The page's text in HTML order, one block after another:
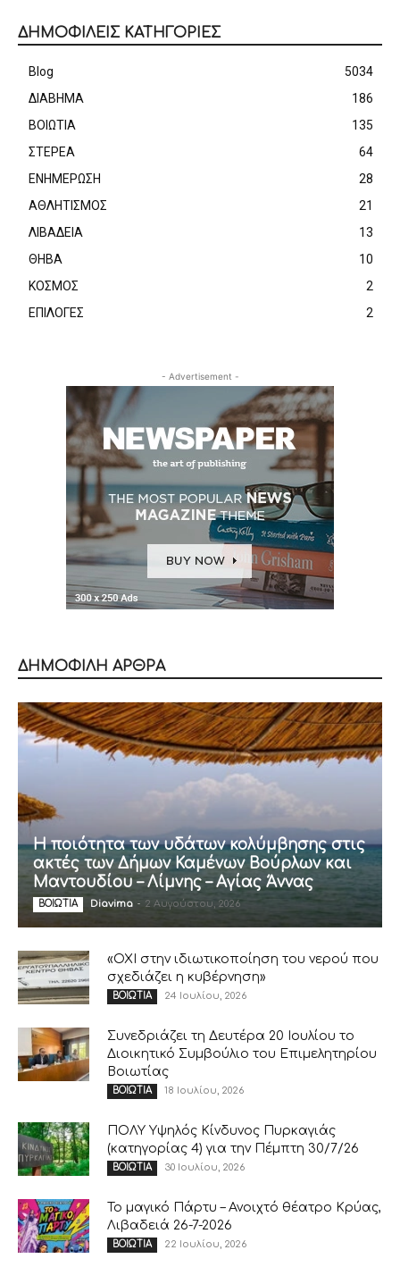
ΔΗΜΟΦΙΛΕΙΣ ΚΑΤΗΓΟΡΙΕΣ
Blog
5034
ΔΙΑΒΗΜΑ
186
ΒΟΙΩΤΙΑ
135
ΣΤΕΡΕΑ
64
ΕΝΗΜΕΡΩΣΗ
28
ΑΘΛΗΤΙΣΜΟΣ
21
ΛΙΒΑΔΕΙΑ
13
ΘΗΒΑ
10
ΚΟΣΜΟΣ
2
ΕΠΙΛΟΓΕΣ
2
- Advertisement -
ΔΗΜΟΦΙΛΗ ΑΡΘΡΑ
Η ποιότητα των υδάτων κολύμβησης στις
ακτές των Δήμων Καμένων Βούρλων και
Μαντουδίου – Λίμνης – Αγίας Άννας
ΒΟΙΩΤΙΑ Diavima - 2 Αυγούστου, 2026
«ΟΧΙ στην ιδιωτικοποίηση του νερού που
σχεδιάζει η κυβέρνηση»
ΒΟΙΩΤΙΑ 24 Ιουλίου, 2026
Συνεδριάζει τη Δευτέρα 20 Ιουλίου το
Διοικητικό Συμβούλιο του Επιμελητηρίου
Βοιωτίας
ΒΟΙΩΤΙΑ 18 Ιουλίου, 2026
ΠΟΛΥ Υψηλός Κίνδυνος Πυρκαγιάς
(κατηγορίας 4) για την Πέμπτη 30/7/26
ΒΟΙΩΤΙΑ 30 Ιουλίου, 2026
Το μαγικό Πάρτυ – Ανοιχτό θέατρο Κρύας,
Λιβαδειά 26-7-2026
ΒΟΙΩΤΙΑ 22 Ιουλίου, 2026